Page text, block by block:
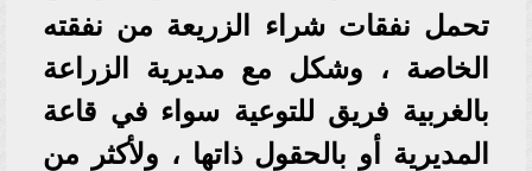
تحمل نفقات شراء الزريعة من نفقته
الخاصة ، وشكل مع مديرية الزراعة
بالغربية فريق للتوعية سواء في قاعة
المديرية أو بالحقول ذاتها ، ولأكثر من